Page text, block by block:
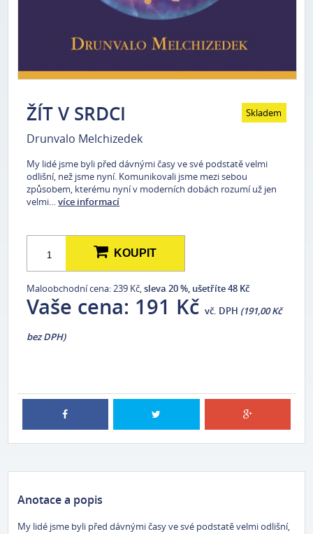
Skladem
ŽÍT V SRDCI
Drunvalo Melchizedek
My lidé jsme byli před dávnými časy ve své podstatě velmi
odlišní, než jsme nyní. Komunikovali jsme mezi sebou
způsobem, kterému nyní v moderních dobách rozumí už jen
velmi…více informací
KOUPIT
Maloobchodní cena: 239 Kč,sleva 20 %, ušetříte 48 Kč
Vaše cena: 191 Kč vč. DPH (191,00 Kč
bez DPH)
Anotace a popis
My lidé jsme byli před dávnými časy ve své podstatě velmi odlišní,